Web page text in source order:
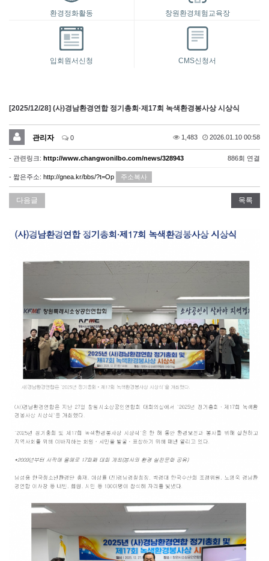
환경정화활동 창원환경체험교육장
입회원서신청 CMS신청서
[2025/12/28] (사)경남환경연합 정기총회·제17회 녹색환경봉사상 시상식
관리자 0 1,483 2026.01.10 00:58
- 관련링크: http://www.changwonilbo.com/news/328943 886회 연결
- 짧은주소: http://gnea.kr/bbs/?t=Op 주소복사
다음글 목록